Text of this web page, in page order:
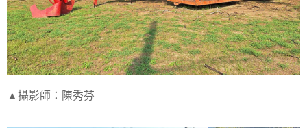
▲攝影師：陳秀芬